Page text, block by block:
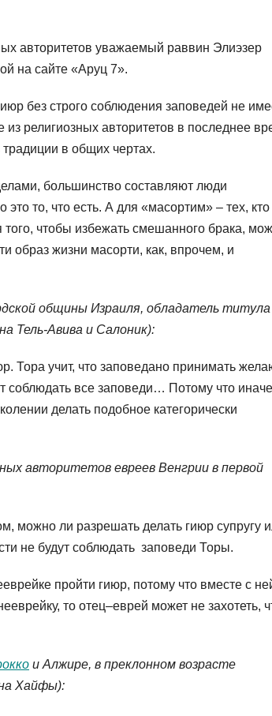
авторитетов уважаемый раввин Элиэзер
на сайте «Аруц 7».
без строго соблюдения заповедей не
религиозных авторитетов в последнее
в общих чертах.
большинство составляют люди
то, что есть. А для «масортим» – тех, кто
чтобы избежать смешанного брака,
образ жизни масорти, как, впрочем, и
общины Израиля, обладатель титула
Тель-Авива и Салоник):
Тора учит, что заповедано принимать
соблюдать все заповеди… Потому что
делать подобное категорически
авторитетов евреев Венгрии в первой
можно ли разрешать делать гиюр супругу
не будут соблюдать заповеди Торы.
пройти гиюр, потому что вместе с
то отец–еврей может не захотеть,
и Алжире, в преклонном возрасте
Хайфы):